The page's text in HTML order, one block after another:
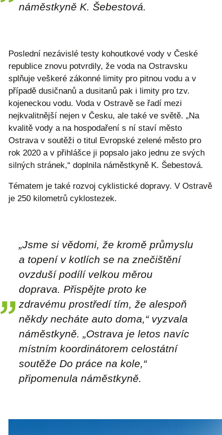
náměstkyně K. Šebestová.
Poslední nezávislé testy kohoutkové vody v České
republice znovu potvrdily, že voda na Ostravsku
splňuje veškeré zákonné limity pro pitnou vodu a v
případě dusičnanů a dusitanů pak i limity pro tzv.
kojeneckou vodu. Voda v Ostravě se řadí mezi
nejkvalitnější nejen v Česku, ale také ve světě. „Na
kvalitě vody a na hospodaření s ní staví město
Ostrava v soutěži o titul Evropské zelené město pro
rok 2020 a v přihlášce ji popsalo jako jednu ze svých
silných stránek,“ doplnila náměstkyně K. Šebestová.
Tématem je také rozvoj cyklistické dopravy. V Ostravě
je 250 kilometrů cyklostezek.
„Jsme si vědomi, že kromě průmyslu
a topení v kotlích se na znečištění
ovzduší podílí velkou měrou
doprava. Přispějte proto ke
zdravému prostředí tím, že alespoň
někdy necháte auto doma,“ vyzvala
náměstkyně. „Ostrava je letos navíc
místním koordinátorem celostátní
soutěže Do práce na kole,“
připomenula náměstkyně.